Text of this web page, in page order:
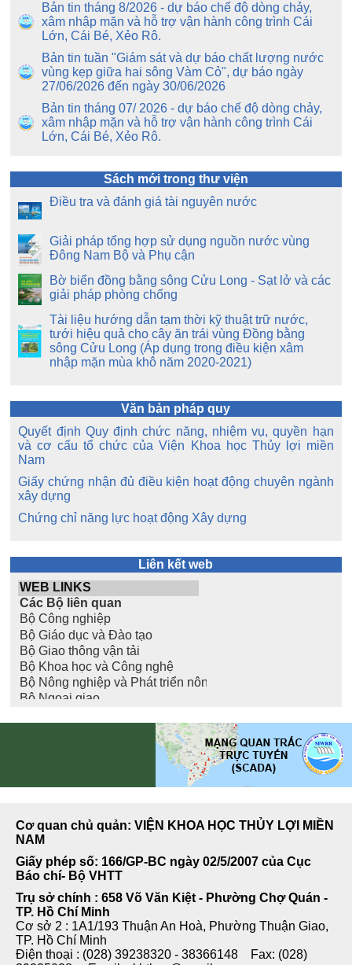
Bản tin tháng 8/2026 - dự báo chế độ dòng chảy,
xâm nhập mặn và hỗ trợ vận hành công trình Cái
Lớn, Cái Bé, Xẻo Rô.
Bản tin tuần "Giám sát và dự báo chất lượng nước
vùng kẹp giữa hai sông Vàm Cỏ", dự báo ngày
27/06/2026 đến ngày 30/06/2026
Bản tin tháng 07/ 2026 - dự báo chế độ dòng chảy,
xâm nhập mặn và hỗ trợ vận hành công trình Cái
Lớn, Cái Bé, Xẻo Rô.
Sách mới trong thư viện
Điều tra và đánh giá tài nguyên nước
Giải pháp tổng hợp sử dụng nguồn nước vùng
Đông Nam Bộ và Phụ cận
Bờ biển đồng bằng sông Cửu Long - Sạt lở và các
giải pháp phòng chống
Tài liệu hướng dẫn tạm thời kỹ thuật trữ nước,
tưới hiệu quả cho cây ăn trái vùng Đồng bằng
sông Cửu Long (Áp dụng trong điều kiện xâm
nhập mặn mùa khô năm 2020-2021)
Văn bản pháp quy
Quyết định Quy định chức năng, nhiệm vụ, quyền hạn
và cơ cấu tổ chức của Viện Khoa học Thủy lợi miền
Nam
Giấy chứng nhận đủ điều kiện hoạt động chuyên ngành
xây dựng
Chứng chỉ năng lực hoạt động Xây dựng
Liên kết web
Cơ quan chủ quản: VIỆN KHOA HỌC THỦY LỢI MIỀN
NAM
Giấy phép số: 166/GP-BC ngày 02/5/2007 của Cục
Báo chí- Bộ VHTT
Trụ sở chính : 658 Võ Văn Kiệt - Phường Chợ Quán -
TP. Hồ Chí Minh
Cơ sở 2 : 1A1/193 Thuận An Hoà, Phường Thuận Giao,
TP. Hồ Chí Minh
Điện thoại : (028) 39238320 - 38366148 Fax: (028)